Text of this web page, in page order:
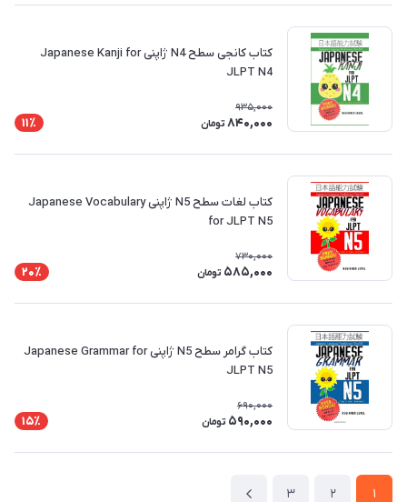
کتاب کانجی سطح N4 ژاپنی Japanese Kanji for
JLPT N4
935,000
840,000 تومان 11٪
کتاب لغات سطح N5 ژاپنی Japanese Vocabulary
for JLPT N5
730,000
585,000 تومان 20٪
کتاب گرامر سطح N5 ژاپنی Japanese Grammar for
JLPT N5
690,000
590,000 تومان 15٪
1
2
3